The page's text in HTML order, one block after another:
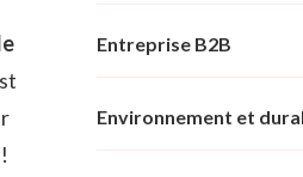
Entreprise B2B
Environnement et